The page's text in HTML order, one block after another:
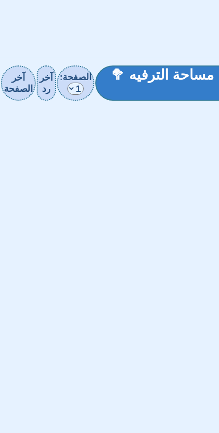
العـ24ـدد🧠 مساحة الترفيه 🥦 الصفحة:
آخر
رد
آخر
الصفحة